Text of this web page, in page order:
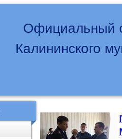
Официальный
Калининского